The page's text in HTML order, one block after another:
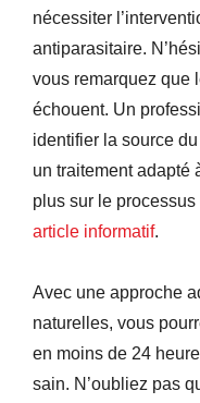
nécessiter
antiparasitaire.
vous remarquez que
échouent. Un
identifier la source
un traitement adapté
plus sur le
article informatif.
Avec une approche
naturelles, vous
en moins de 24
sain. N’oubliez pas